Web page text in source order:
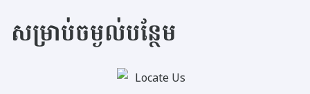
សម្រាប់ចម្ងល់បន្ថែម